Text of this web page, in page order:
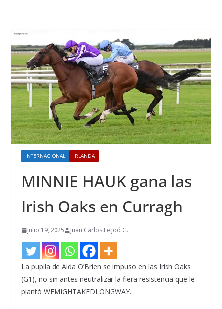
INTERNACIONAL IRLANDA
MINNIE HAUK gana las
Irish Oaks en Curragh
julio 19, 2025 Juan Carlos Feijoó G.
La pupila de Aida O’Brien se impuso en las Irish Oaks
(G1), no sin antes neutralizar la fiera resistencia que le
plantó WEMIGHTAKEDLONGWAY.